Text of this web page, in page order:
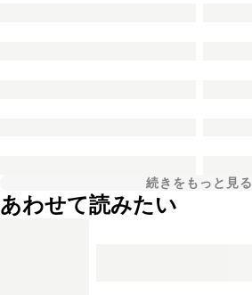
続きをもっと見る
あわせて読みたい